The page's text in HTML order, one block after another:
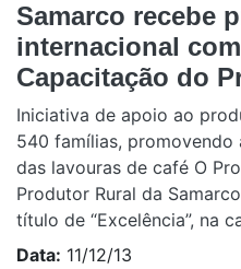
Samarco recebe
internacional
Capacitação do
Iniciativa de apoio ao
540 famílias,
das lavouras de café O
Produtor Rural da
título de “Excelência”, na
Data: 11/12/13